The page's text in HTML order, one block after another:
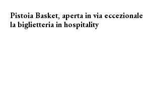
Pistoia Basket, aperta in via eccezionale
la biglietteria in hospitality